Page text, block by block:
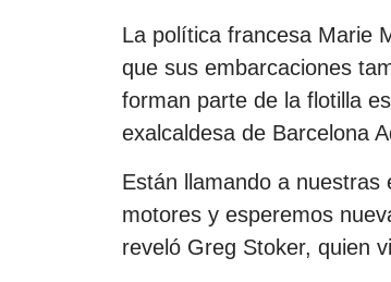
La política francesa Marie
que sus embarcaciones
forman parte de la flotilla
exalcaldesa de Barcelona
Están llamando a nuestras
motores y esperemos
reveló Greg Stoker, quien